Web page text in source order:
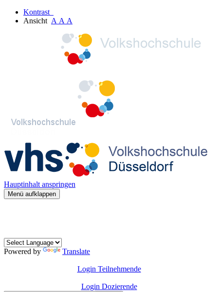
Kontrast
Ansicht A A A
Hauptinhalt anspringen
Menü aufklappen
Powered by Translate
Login Teilnehmende
Login Dozierende